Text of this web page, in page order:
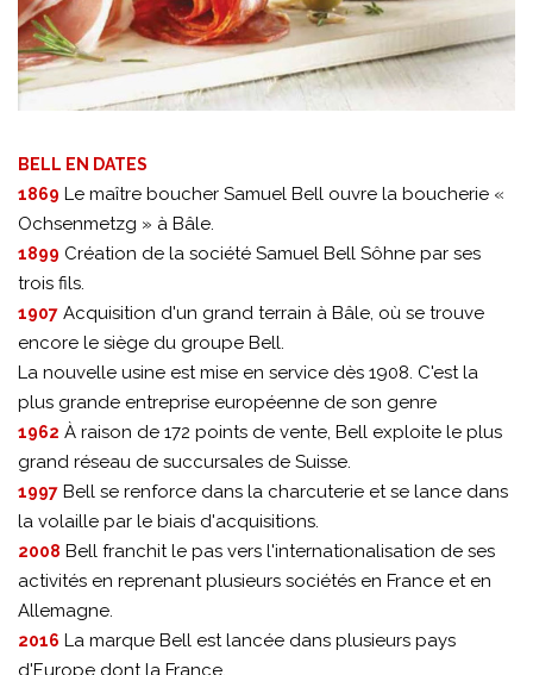
BELL EN DATES
1869 Le maître boucher Samuel Bell ouvre la boucherie «
Ochsenmetzg » à Bâle.
1899 Création de la société Samuel Bell Sôhne par ses
trois fils.
1907 Acquisition d'un grand terrain à Bâle, où se trouve
encore le siège du groupe Bell.
La nouvelle usine est mise en service dès 1908. C'est la
plus grande entreprise européenne de son genre
1962 À raison de 172 points de vente, Bell exploite le plus
grand réseau de succursales de Suisse.
1997 Bell se renforce dans la charcuterie et se lance dans
la volaille par le biais d'acquisitions.
2008 Bell franchit le pas vers l'internationalisation de ses
activités en reprenant plusieurs sociétés en France et en
Allemagne.
2016 La marque Bell est lancée dans plusieurs pays
d'Europe dont la France.